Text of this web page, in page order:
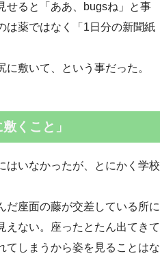
せると「ああ、bugsね」と事
は薬ではなく「1日分の新聞紙
敷いて、という事だった。
くこと」
はいなかったが、とにかく学校
だ座面の藤が交差している所に
えない。座ったとたん出てきて
てしまうから姿を見ることはな